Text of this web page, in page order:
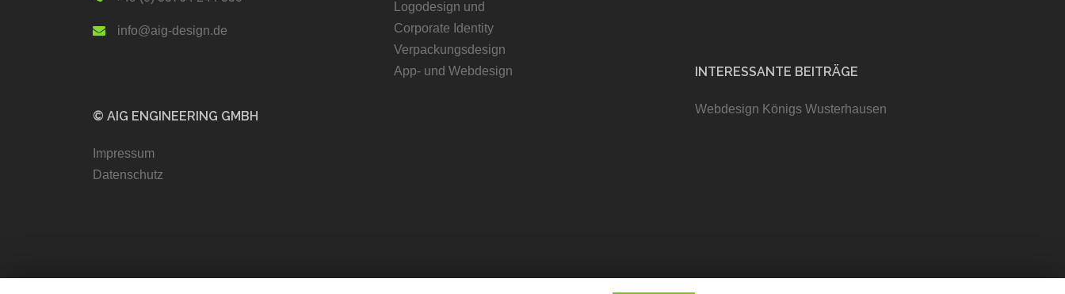
info@aig-design.de
© AIG ENGINEERING GMBH
Impressum
Datenschutz
Logodesign und
Corporate Identity
Verpackungsdesign
App- und Webdesign
INTERESSANTE BEITRÄGE
Webdesign Königs Wusterhausen